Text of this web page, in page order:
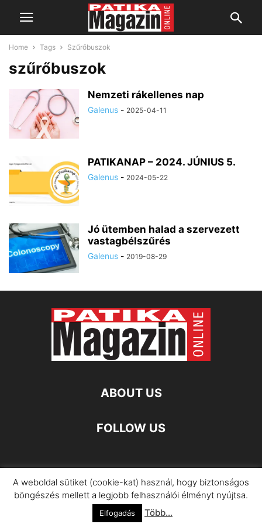
Home Tags Szűrőbuszok
szűrőbuszok
Nemzeti rákellenes nap
Galenus - 2025-04-11
PATIKANAP – 2024. JÚNIUS 5.
Galenus - 2024-05-22
Jó ütemben halad a szervezett
vastagbélszűrés
Galenus - 2019-08-29
ABOUT US
FOLLOW US
Impresszum Adatkezelési Információ
©
A weboldal sütiket (cookie-kat) használ, hogy biztonságos
böngészés mellett a legjobb felhasználói élményt nyújtsa.
Elfogadás Több...